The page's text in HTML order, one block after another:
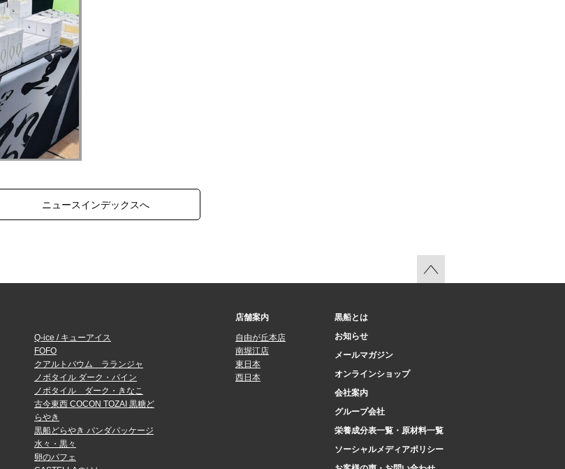
ニュースインデックスへ
Q-ice / キューアイス
FOFO
クアルトバウム ラランジャ
ノボタイル ダーク・パイン
ノボタイル ダーク・きなこ
古今東西 COCON TOZAI 黒糖ど
らやき
黒船どらやき パンダパッケージ
水々・黒々
卵のパフェ
店舗案内
自由が丘本店
南堀江店
東日本
西日本
黒船とは
お知らせ
メールマガジン
オンラインショップ
会社案内
グループ会社
栄養成分表一覧・原材料一覧
ソーシャルメディアポリシー